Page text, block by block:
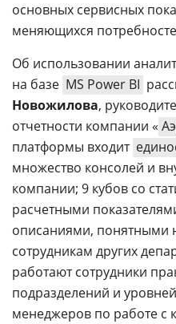
основных сервисных
меняющихся
Об использовании
на базе MS Power BI
Новожилова,
отчетности компании «
платформы входит
множество консолей и
компании; 9 кубов со
расчетными
описаниями, понятными
сотрудникам других
работают сотрудники
подразделений и
менеджеров по работе с